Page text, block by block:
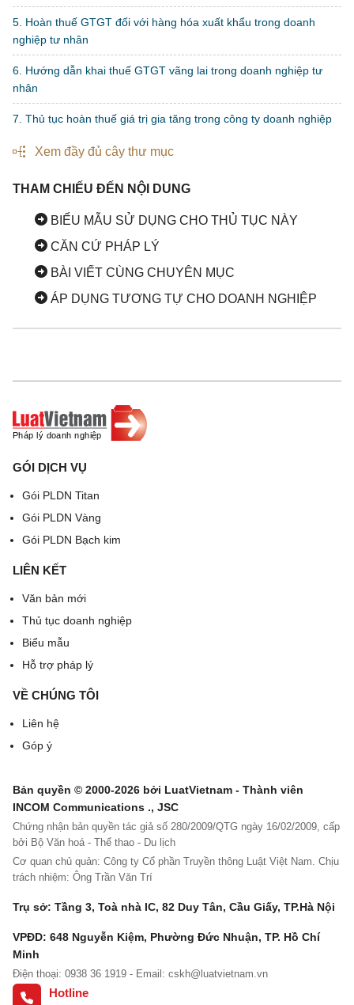
5. Hoàn thuế GTGT đối với hàng hóa xuất khẩu trong doanh
nghiệp tư nhân
6. Hướng dẫn khai thuế GTGT vãng lai trong doanh nghiệp tư
nhân
7. Thủ tục hoàn thuế giá trị gia tăng trong công ty doanh nghiệp
tư nhân
9. Phương pháp tính thuế giá trị gia tăng trong doanh nghiệp tư
Xem đầy đủ cây thư mục
THAM CHIẾU ĐẾN NỘI DUNG
BIỂU MẪU SỬ DỤNG CHO THỦ TỤC NÀY
CĂN CỨ PHÁP LÝ
BÀI VIẾT CÙNG CHUYÊN MỤC
ÁP DỤNG TƯƠNG TỰ CHO DOANH NGHIỆP
GÓI DỊCH VỤ
Gói PLDN Titan
Gói PLDN Vàng
Gói PLDN Bạch kim
LIÊN KẾT
Văn bản mới
Thủ tục doanh nghiệp
Biểu mẫu
Hỗ trợ pháp lý
VỀ CHÚNG TÔI
Liên hệ
Góp ý
Bản quyền © 2000-2026 bởi LuatVietnam - Thành viên
INCOM Communications ., JSC
Chứng nhận bản quyền tác giả số 280/2009/QTG ngày 16/02/2009, cấp
bởi Bộ Văn hoá - Thể thao - Du lịch
Cơ quan chủ quản: Công ty Cổ phần Truyền thông Luật Việt Nam. Chịu
trách nhiệm: Ông Trần Văn Trí
Trụ sở: Tầng 3, Toà nhà IC, 82 Duy Tân, Cầu Giấy, TP.Hà Nội
VPĐD: 648 Nguyễn Kiệm, Phường Đức Nhuận, TP. Hồ Chí
Minh
Điện thoại: 0938 36 1919 - Email: cskh@luatvietnam.vn
Hotline